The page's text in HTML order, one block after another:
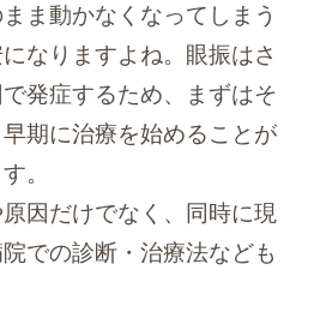
ま動かなくなってしまう
なりますよね。眼振はさ
発症するため、まずはそ
期に治療を始めることが
。
因だけでなく、同時に現
での診断・治療法なども